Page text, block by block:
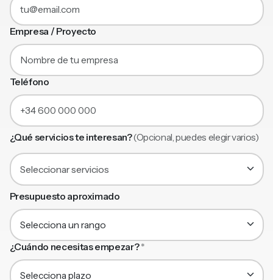
Empresa / Proyecto
Teléfono
¿Qué servicios te interesan?(Opcional, puedes elegir varios)
Seleccionar servicios
Presupuesto aproximado
¿Cuándo necesitas empezar?*